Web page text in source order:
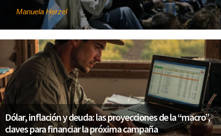
Manuela Herzel
Dólar, inflación y deuda: las proyecciones de la “macro”,
claves para financiar la próxima campaña